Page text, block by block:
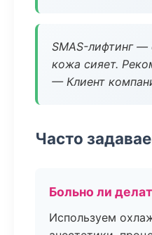
SMAS-лифтинг —
кожа сияет.
— Клиент
Часто
Больно ли
Используем